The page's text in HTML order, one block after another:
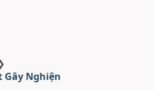
Gây Nghiện